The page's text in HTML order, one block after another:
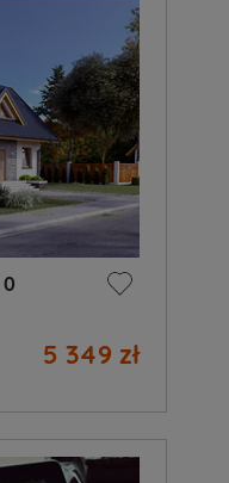
0
5 349 zł